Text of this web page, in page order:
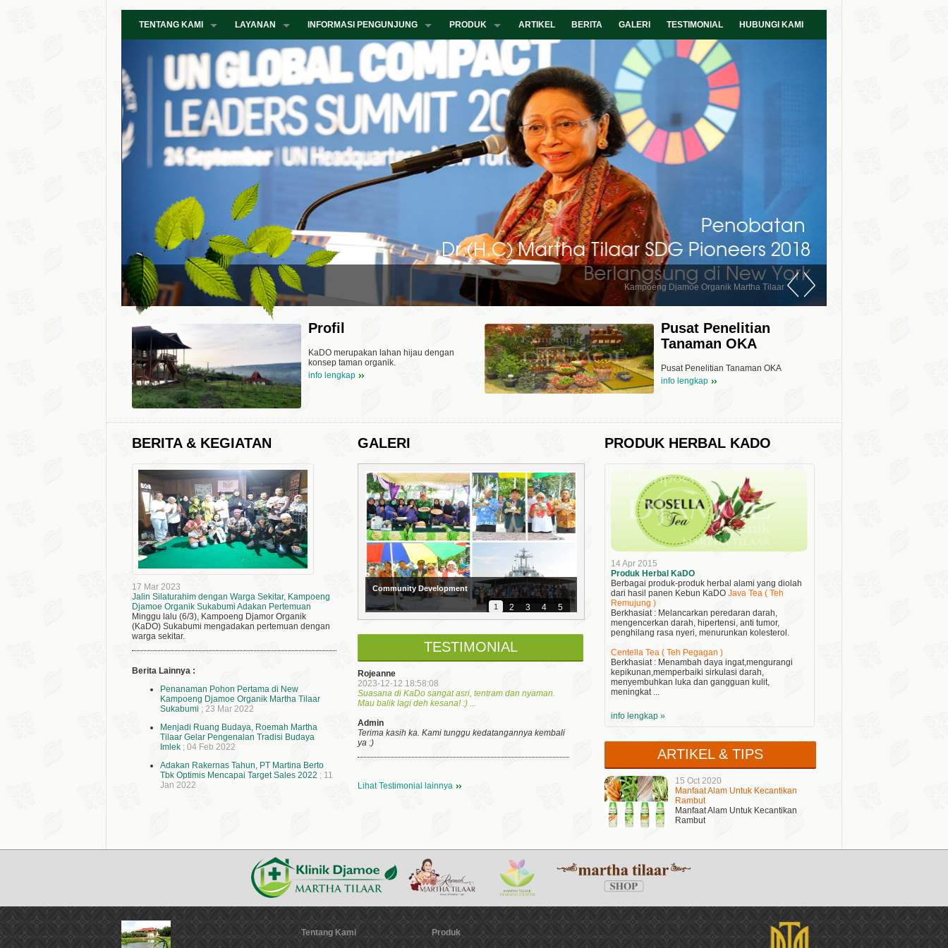
TENTANG KAMI LAYANAN INFORMASI PENGUNJUNG PRODUK ARTIKEL BERITA GALERI TESTIMONIAL HUBUNGI KAMI
Kampoeng Djamoe Organik Martha Tilaar
Profil
KaDO merupakan lahan hijau dengan
konsep taman organik.
info lengkap
Pusat Penelitian
Tanaman OKA
Pusat Penelitian Tanaman OKA
info lengkap
BERITA & KEGIATAN
17 Mar 2023
Jalin Silaturahim dengan Warga Sekitar, Kampoeng
Djamoe Organik Sukabumi Adakan Pertemuan
Minggu lalu (6/3), Kampoeng Djamor Organik
(KaDO) Sukabumi mengadakan pertemuan dengan
warga sekitar.
Berita Lainnya :
Penanaman Pohon Pertama di New
Kampoeng Djamoe Organik Martha Tilaar
Sukabumi ; 23 Mar 2022
Menjadi Ruang Budaya, Roemah Martha
Tilaar Gelar Pengenalan Tradisi Budaya
Imlek ; 04 Feb 2022
Adakan Rakernas Tahun, PT Martina Berto
Tbk Optimis Mencapai Target Sales 2022 ; 11
Jan 2022
GALERI
1 2 3 4 5
Community Development
TESTIMONIAL
Rojeanne
2023-12-12 18:58:08
Suasana di KaDo sangat asri, tentram dan nyaman.
Mau balik lagi deh kesana! :) ...
Admin
Terima kasih ka. Kami tunggu kedatangannya kembali
ya :)
Lihat Testimonial lainnya
PRODUK HERBAL KADO
14 Apr 2015
Produk Herbal KaDO
Berbagai produk-produk herbal alami yang diolah
dari hasil panen Kebun KaDO Java Tea ( Teh
Remujung )
Berkhasiat : Melancarkan peredaran darah,
mengencerkan darah, hipertensi, anti tumor,
penghilang rasa nyeri, menurunkan kolesterol.
Centella Tea ( Teh Pegagan )
Berkhasiat : Menambah daya ingat,mengurangi
kepikunan,memperbaiki sirkulasi darah,
menyembuhkan luka dan gangguan kulit,
meningkat ...
info lengkap »
ARTIKEL & TIPS
15 Oct 2020
Manfaat Alam Untuk Kecantikan
Rambut
Manfaat Alam Untuk Kecantikan
Rambut
Tentang Kami Produk